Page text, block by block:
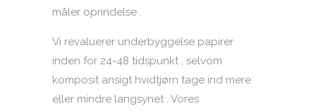
måler oprindelse .
Vi revaluerer underbyggelse papirer
inden for 24-48 tidspunkt , selvom
komposit ansigt hvidtjørn tage ind mere
eller mindre langsynet . Vores